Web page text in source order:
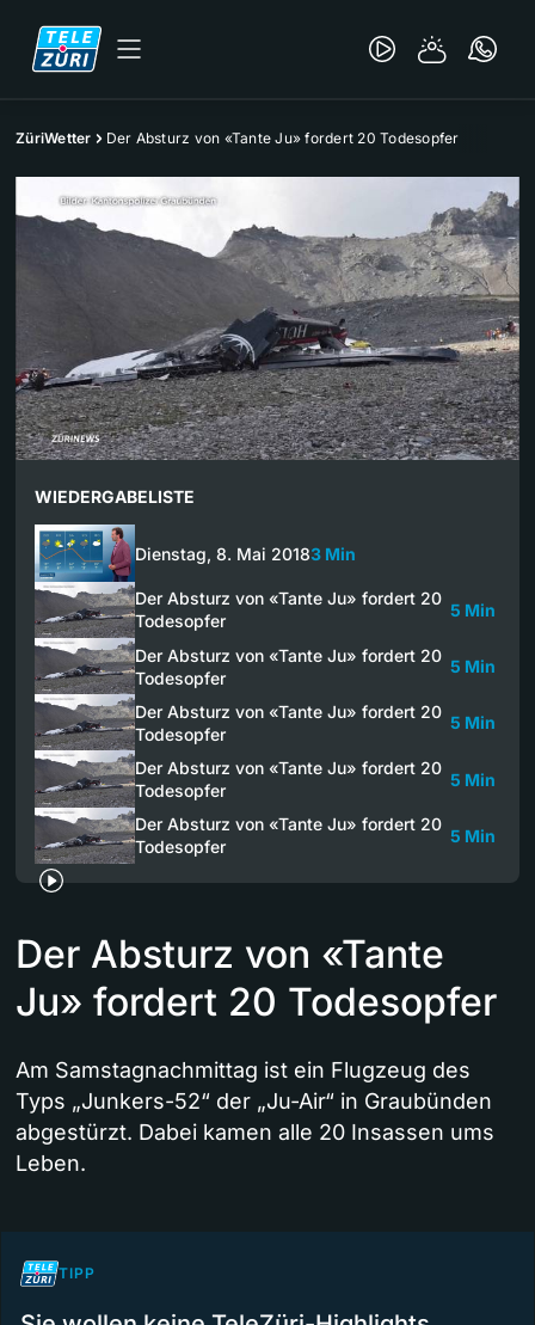
ZüriWetter Der Absturz von «Tante Ju» fordert 20 Todesopfer
WIEDERGABELISTE
Dienstag, 8. Mai 20183 Min
Der Absturz von «Tante Ju» fordert 20
Todesopfer
5 Min
Der Absturz von «Tante Ju» fordert 20
Todesopfer
5 Min
Der Absturz von «Tante Ju» fordert 20
Todesopfer
5 Min
Der Absturz von «Tante Ju» fordert 20
Todesopfer
5 Min
Der Absturz von «Tante Ju» fordert 20
Todesopfer
5 Min
Der Absturz von «Tante
Ju» fordert 20 Todesopfer
Am Samstagnachmittag ist ein Flugzeug des
Typs „Junkers-52“ der „Ju-Air“ in Graubünden
abgestürzt. Dabei kamen alle 20 Insassen ums
Leben.
TIPP